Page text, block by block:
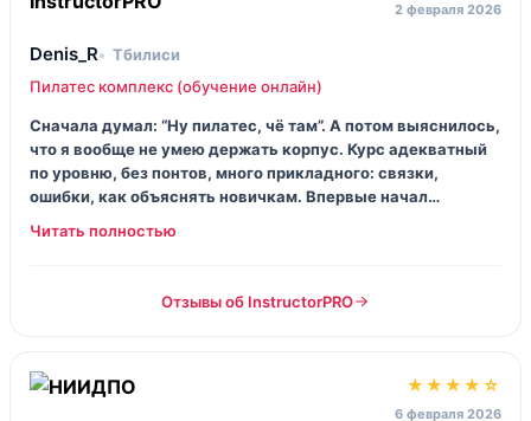
2 февраля 2026
Denis_R
Тбилиси
Пилатес комплекс (обучение онлайн)
Сначала думал: “Ну пилатес, чё там”. А потом выяснилось,
что я вообще не умею держать корпус. Курс адекватный
по уровню, без понтов, много прикладного: связки,
ошибки, как объяснять новичкам. Впервые начал
Отзывы об InstructorPRO
★★★★☆
6 февраля 2026